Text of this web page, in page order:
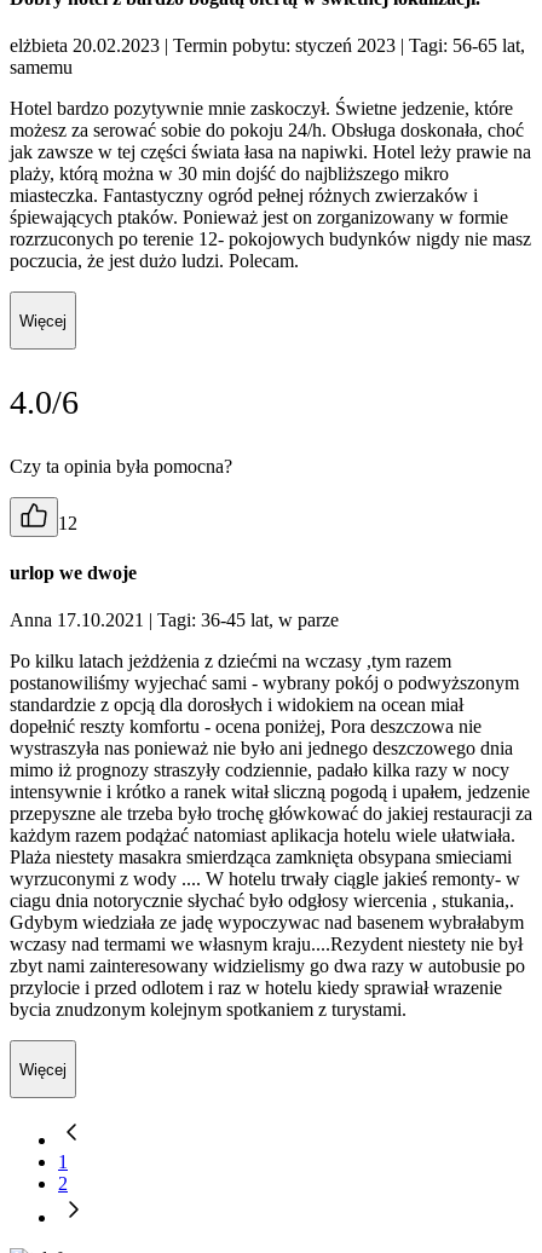
elżbieta 20.02.2023 | Termin pobytu: styczeń 2023 | Tagi: 56-65 lat,
samemu
Hotel bardzo pozytywnie mnie zaskoczył. Świetne jedzenie, które
możesz za serować sobie do pokoju 24/h. Obsługa doskonała, choć
jak zawsze w tej części świata łasa na napiwki. Hotel leży prawie na
plaży, którą można w 30 min dojść do najbliższego mikro
miasteczka. Fantastyczny ogród pełnej różnych zwierzaków i
śpiewających ptaków. Ponieważ jest on zorganizowany w formie
rozrzuconych po terenie 12- pokojowych budynków nigdy nie masz
poczucia, że jest dużo ludzi. Polecam.
Więcej
4.0/6
Czy ta opinia była pomocna?
12
urlop we dwoje
Anna 17.10.2021 | Tagi: 36-45 lat, w parze
Po kilku latach jeżdżenia z dziećmi na wczasy ,tym razem
postanowiliśmy wyjechać sami - wybrany pokój o podwyższonym
standardzie z opcją dla dorosłych i widokiem na ocean miał
dopełnić reszty komfortu - ocena poniżej, Pora deszczowa nie
wystraszyła nas ponieważ nie było ani jednego deszczowego dnia
mimo iż prognozy straszyły codziennie, padało kilka razy w nocy
intensywnie i krótko a ranek witał sliczną pogodą i upałem, jedzenie
przepyszne ale trzeba było trochę główkować do jakiej restauracji za
każdym razem podążać natomiast aplikacja hotelu wiele ułatwiała.
Plaża niestety masakra smierdząca zamknięta obsypana smieciami
wyrzuconymi z wody .... W hotelu trwały ciągle jakieś remonty- w
ciagu dnia notorycznie słychać było odgłosy wiercenia , stukania,.
Gdybym wiedziała ze jadę wypoczywac nad basenem wybrałabym
wczasy nad termami we własnym kraju....Rezydent niestety nie był
zbyt nami zainteresowany widzielismy go dwa razy w autobusie po
przylocie i przed odlotem i raz w hotelu kiedy sprawiał wrazenie
bycia znudzonym kolejnym spotkaniem z turystami.
Więcej
1
2